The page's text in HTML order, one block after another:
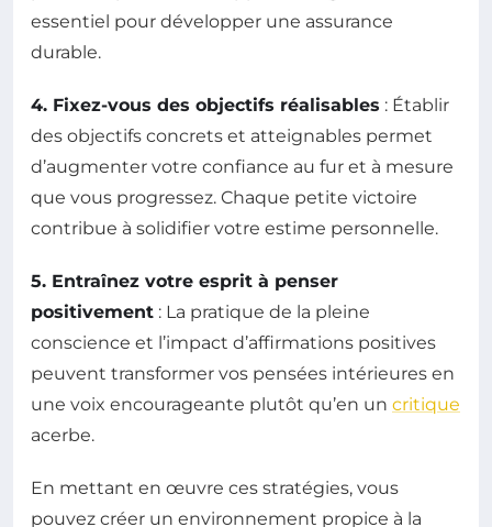
essentiel pour développer une assurance
durable.
4. Fixez-vous des objectifs réalisables : Établir
des objectifs concrets et atteignables permet
d’augmenter votre confiance au fur et à mesure
que vous progressez. Chaque petite victoire
contribue à solidifier votre estime personnelle.
5. Entraînez votre esprit à penser
positivement : La pratique de la pleine
conscience et l’impact d’affirmations positives
peuvent transformer vos pensées intérieures en
une voix encourageante plutôt qu’en un critique
acerbe.
En mettant en œuvre ces stratégies, vous
pouvez créer un environnement propice à la